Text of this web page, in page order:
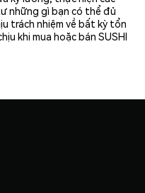
những gì bạn có thể đủ
trách nhiệm về bất kỳ tổn
khi mua hoặc bán SUSHI